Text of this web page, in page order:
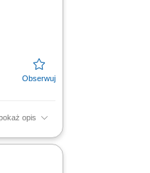
opis